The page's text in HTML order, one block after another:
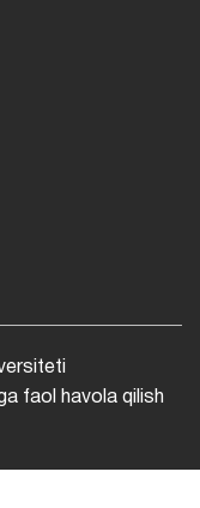
faol havola qilish